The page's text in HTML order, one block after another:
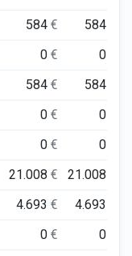
584€ 584
0€ 0
584€ 584
0€ 0
0€ 0
21.008€ 21.008
4.693€ 4.693
0€ 0